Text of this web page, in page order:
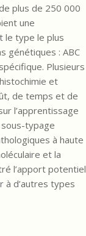
plus de 250 000
une
le type le plus
génétiques : ABC
Plusieurs
et
de temps et de
l’apprentissage
typage
à haute
et la
l’apport potentiel
à d’autres types